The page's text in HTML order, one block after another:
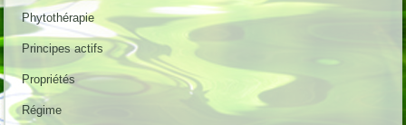
Phytothérapie
Principes actifs
Propriétés
Régime